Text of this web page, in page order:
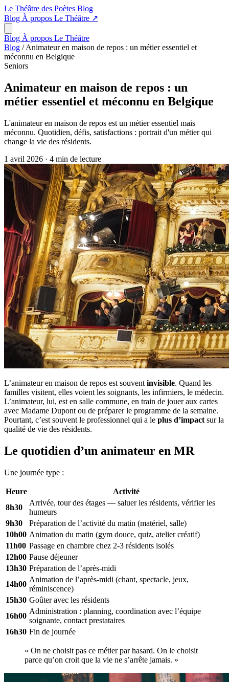
Le Théâtre des Poètes Blog
Blog À propos Le Théâtre ↗
Blog À propos Le Théâtre
Blog / Animateur en maison de repos : un métier essentiel et
méconnu en Belgique
Seniors
Animateur en maison de repos : un
métier essentiel et méconnu en Belgique
L'animateur en maison de repos est un métier essentiel mais
méconnu. Quotidien, défis, satisfactions : portrait d'un métier qui
change la vie des résidents.
1 avril 2026 · 4 min de lecture
L’animateur en maison de repos est souvent invisible. Quand les
familles visitent, elles voient les soignants, les infirmiers, le médecin.
L’animateur, lui, est en salle commune, en train de jouer aux cartes
avec Madame Dupont ou de préparer le programme de la semaine.
Pourtant, c’est souvent le professionnel qui a le plus d’impact sur la
qualité de vie des résidents.
Le quotidien d’un animateur en MR
Une journée type :
Heure
Activité
8h30
Arrivée, tour des étages — saluer les résidents, vérifier les
humeurs
9h30
Préparation de l’activité du matin (matériel, salle)
10h00 Animation du matin (gym douce, quiz, atelier créatif)
11h00 Passage en chambre chez 2-3 résidents isolés
12h00 Pause déjeuner
13h30 Préparation de l’après-midi
14h00
Animation de l’après-midi (chant, spectacle, jeux,
réminiscence)
15h30 Goûter avec les résidents
16h00
Administration : planning, coordination avec l’équipe
soignante, contact prestataires
16h30 Fin de journée
« On ne choisit pas ce métier par hasard. On le choisit
parce qu’on croit que la vie ne s’arrête jamais. »